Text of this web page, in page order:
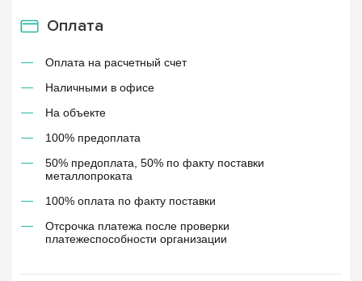
Оплата
Оплата на расчетный счет
Наличными в офисе
На объекте
100% предоплата
50% предоплата, 50% по факту поставки
металлопроката
100% оплата по факту поставки
Отсрочка платежа после проверки
платежеспособности организации